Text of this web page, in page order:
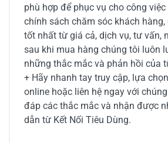
phù hợp để phục vụ cho công
chính sách chăm sóc khách
tốt nhất từ giá cả, dịch vụ, tư vấn,
sau khi mua hàng chúng tôi luôn
những thắc mắc và phản hồi của
+ Hãy nhanh tay truy cập, lựa
online hoặc liên hệ ngay với
đáp các thắc mắc và nhận được
dẫn từ Kết Nối Tiêu Dùng.